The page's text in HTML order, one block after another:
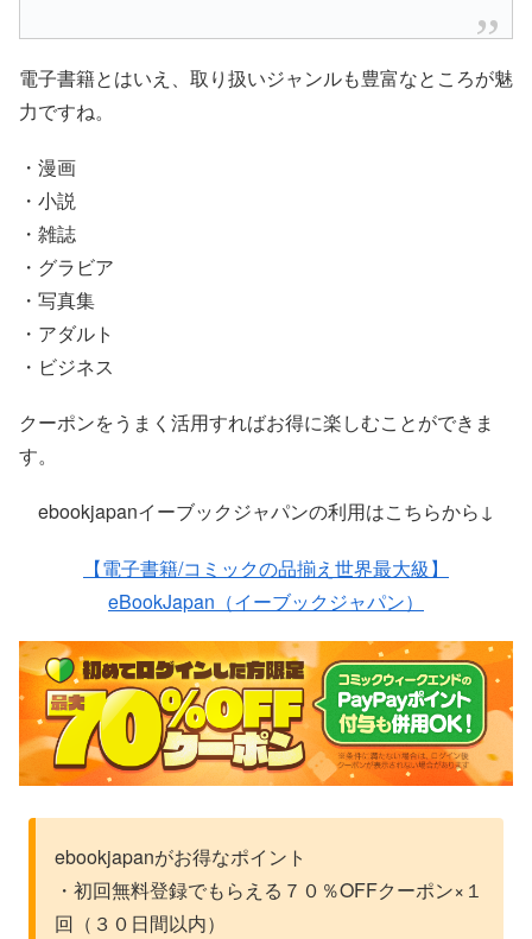
電子書籍とはいえ、取り扱いジャンルも豊富なところが魅
力ですね。
・漫画
・小説
・雑誌
・グラビア
・写真集
・アダルト
・ビジネス
クーポンをうまく活用すればお得に楽しむことができま
す。
ebookjapanイーブックジャパンの利用はこちらから↓
【電子書籍/コミックの品揃え世界最大級】
eBookJapan（イーブックジャパン）
ebookjapanがお得なポイント
・初回無料登録でもらえる７０％OFFクーポン×１
回（３０日間以内）